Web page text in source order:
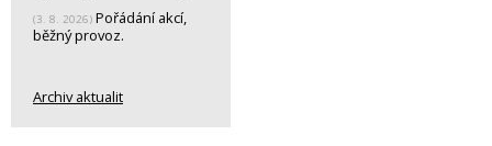
(3. 8. 2026) Pořádání akcí,
běžný provoz.
Archiv aktualit